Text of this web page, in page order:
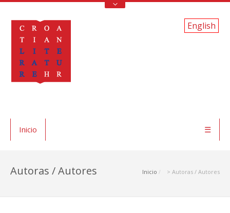
English
Inicio ☰
Inicio > Autoras / Autores
Autoras / Autores